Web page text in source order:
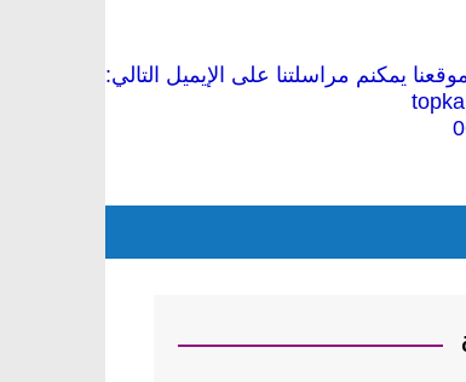
يمكنم مراسلتنا على الإيميل التالي: